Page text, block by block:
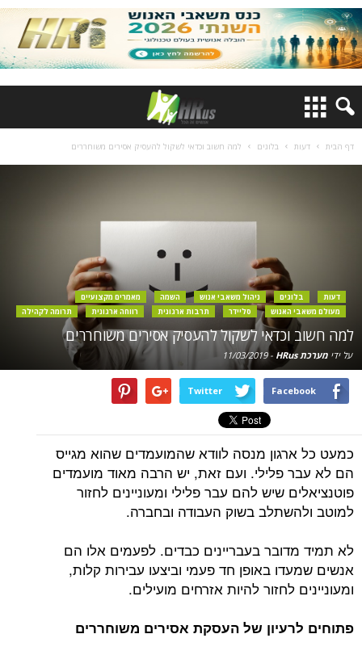
דף הבית דעות בלוגים למה חשוב וכדאי לשקול להעסיק אסירים משוחררים
דעות בלוגים ניהול משאבי אנוש השמה
מאמרים מקצועיים
מעולם משאבי האנוש
סליידר תרבות ארגונית רווחה ארגונית תרומה לקהילה
למה חשוב וכדאי לשקול להעסיק אסירים משוחררים
על ידי מערכת HRus -
11/03/2019
Facebook
Twitter
כמעט כל ארגון מנסה לוודא שהמועמדים שהוא מגייס
הם לא עבר פלילי. ועם זאת, יש הרבה מאוד מועמדים
פוטנציאלים שיש להם עבר פלילי ומעוניינים לחזור
למוטב ולהשתלב בשוק העבודה ובחברה.
לא תמיד מדובר בעבריינים כבדים. לפעמים אלו הם
אנשים שמעדו באופן חד פעמי וביצעו עבירות קלות,
ומעוניינים לחזור להיות אזרחים מועילים.
פתוחים לרעיון של העסקת אסירים משוחררים